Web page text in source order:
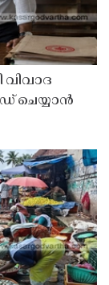
ചെയ്യാൻ